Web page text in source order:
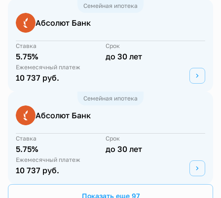
Семейная ипотека
Абсолют Банк
Ставка
5.75%
Срок
до 30 лет
Ежемесячный платеж
10 737 руб.
Семейная ипотека
Абсолют Банк
Ставка
5.75%
Срок
до 30 лет
Ежемесячный платеж
10 737 руб.
Показать еще 97